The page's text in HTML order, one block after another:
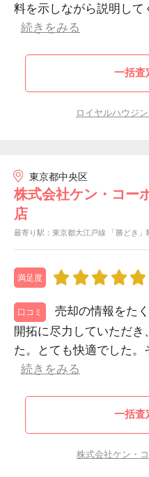
料を示しながら説明し
続きをみる
一括査
ロイヤルハウジ
東京都中央区
株式会社ケン・コー
店
最寄り駅：東京都大江戸線 「勝どき」
満足度
口コミ
売却の情報をた
開拓に尽力していただ
た。とても快適でした
続きをみる
一括査
株式会社ケン・